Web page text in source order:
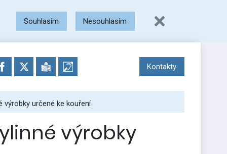
Souhlasím Nesouhlasím
Kontakty
výrobky určené ke kouření
výrobky